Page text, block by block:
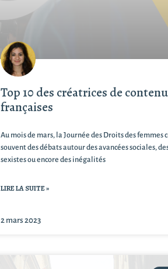
Top 10 des créatrices de contenu
françaises
Au mois de mars, la Journée des Droits des femmes
souvent des débats autour des avancées sociales,
sexistes ou encore des inégalités
LIRE LA SUITE »
2 mars 2023